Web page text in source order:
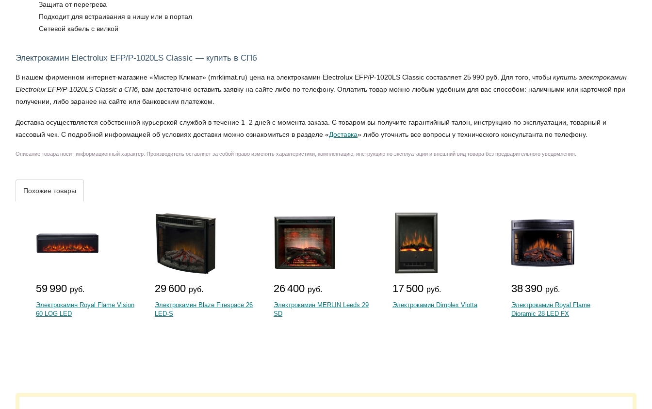
Защита от перегрева
Подходит для встраивания в нишу или в портал
Сетевой кабель с вилкой
Электрокамин Electrolux EFP/P-1020LS Classic — купить в СПб
В нашем фирменном интернет-магазине «Мистер Климат» (mrklimat.ru) цена на электрокамин Electrolux EFP/P-1020LS Classic составляет 25 990 руб. Для того, чтобы купить электрокамин
Electrolux EFP/P-1020LS Classic в СПб, вам достаточно оставить заявку на сайте либо по телефону. Оплатить товар можно любым удобным для вас способом: наличными или карточкой при
получении, либо заранее на сайте или банковским платежом.
Доставка осуществляется собственной курьерской службой в течение 1–2 дней с момента заказа. С товаром вы получите гарантийный талон, инструкцию по эксплуатации, товарный и
кассовый чек. С подробной информацией об условиях доставки можно ознакомиться в разделе «Доставка» либо уточнить все вопросы у технического консультанта по телефону.
Описание товара носит информационный характер. Производитель оставляет за собой право изменять характеристики, комплектацию, инструкцию по эксплуатации и внешний вид товара без предварительного уведомления.
Похожие товары
59 990 руб.
Электрокамин Royal Flame Vision
60 LOG LED
29 600 руб.
Электрокамин Blaze Firespace 26
LED-S
26 400 руб.
Электрокамин MERLIN Leeds 29
SD
17 500 руб.
Электрокамин Dimplex Viotta
38 390 руб.
Электрокамин Royal Flame
Dioramic 28 LED FX